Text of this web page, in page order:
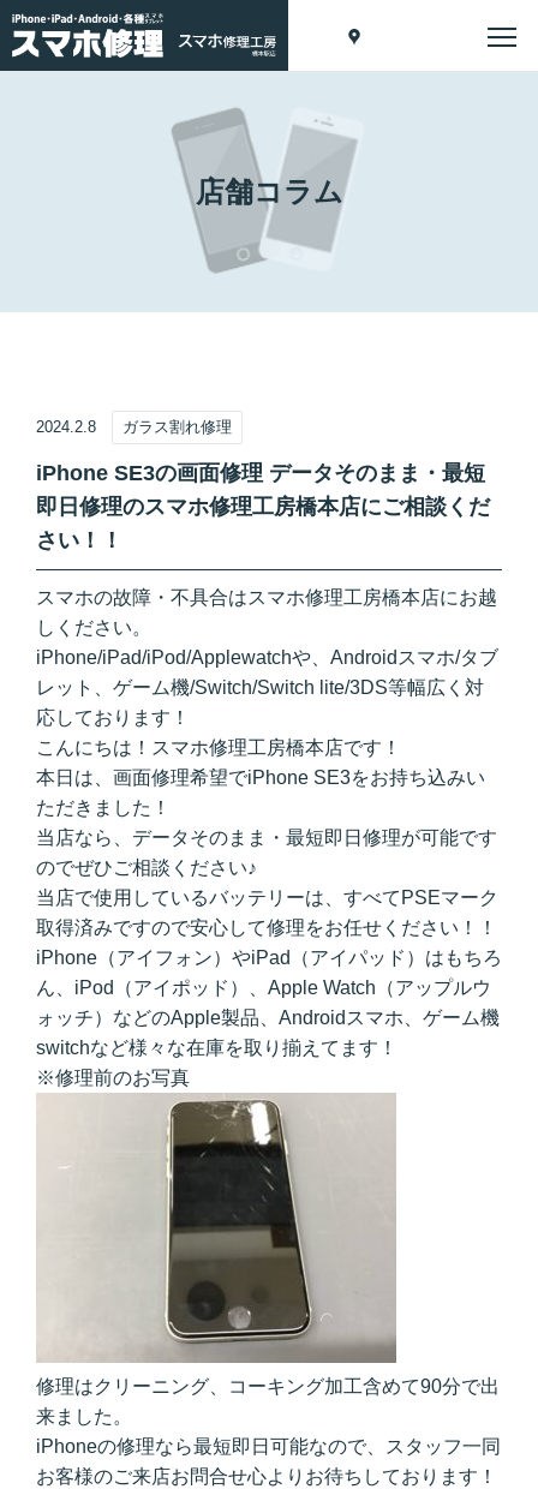
店舗コラム
2024.2.8 ガラス割れ修理
iPhone SE3の画面修理 データそのまま・最短
即日修理のスマホ修理工房橋本店にご相談くだ
さい！！
スマホの故障・不具合はスマホ修理工房橋本店にお越
しください。
iPhone/iPad/iPod/Applewatchや、Androidスマホ/タブ
レット、ゲーム機/Switch/Switch lite/3DS等幅広く対
応しております！
こんにちは！スマホ修理工房橋本店です！
本日は、画面修理希望でiPhone SE3をお持ち込みい
ただきました！
当店なら、データそのまま・最短即日修理が可能です
のでぜひご相談ください♪
当店で使用しているバッテリーは、すべてPSEマーク
取得済みですので安心して修理をお任せください！！
iPhone（アイフォン）やiPad（アイパッド）はもちろ
ん、iPod（アイポッド）、Apple Watch（アップルウ
ォッチ）などのApple製品、Androidスマホ、ゲーム機
switchなど様々な在庫を取り揃えてます！
※修理前のお写真
修理はクリーニング、コーキング加工含めて90分で出
来ました。
iPhoneの修理なら最短即日可能なので、スタッフ一同
お客様のご来店お問合せ心よりお待ちしております！